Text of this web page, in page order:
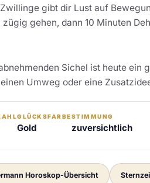
gibt dir Lust auf
zügig gehen, dann 10 Minuten
Sichel ist heute ein
Umweg oder eine
GLÜCKSFARBE
Gold
STIMMUNG
zuversichtlich
Horoskop-Übersicht